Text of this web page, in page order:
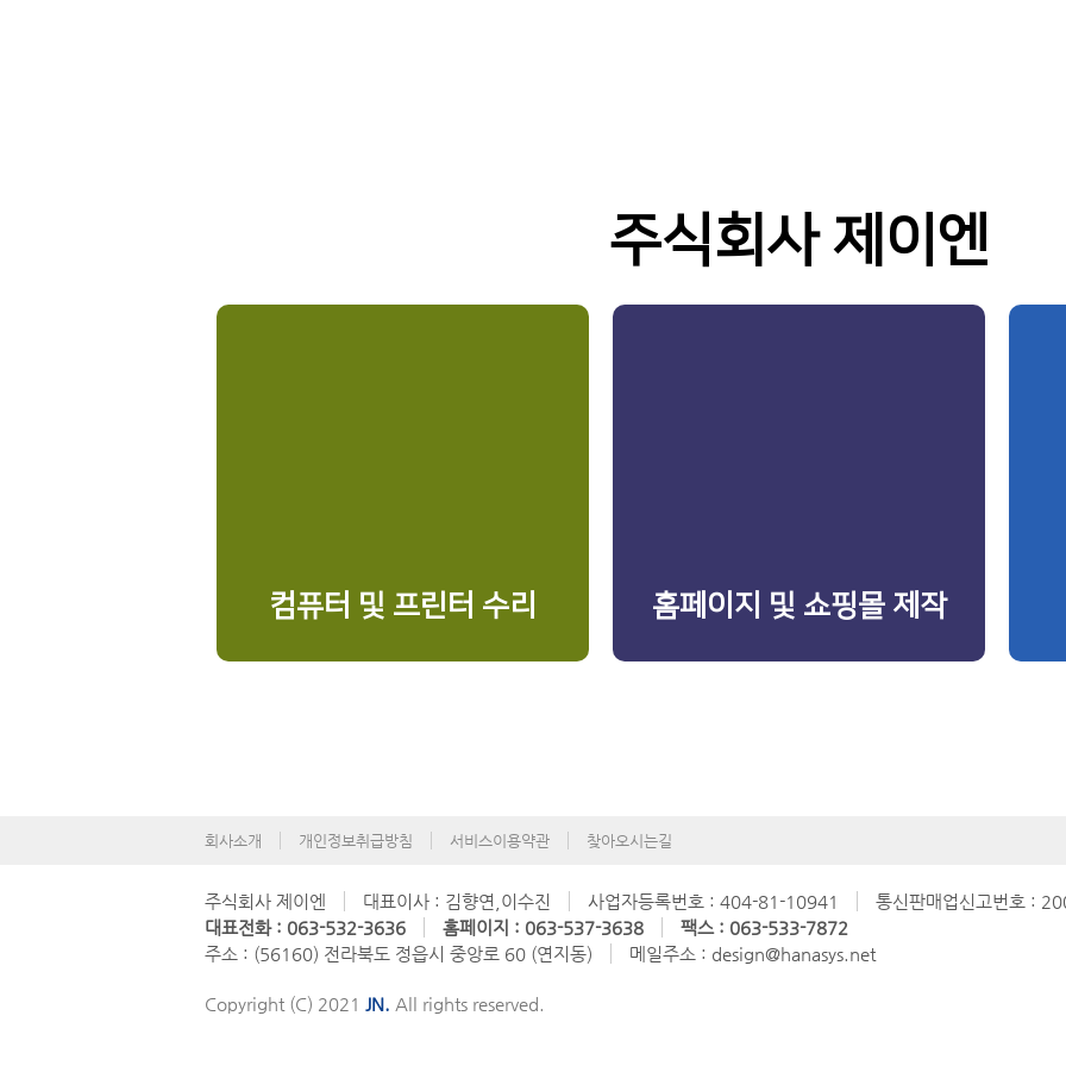
주식회사 제이엔
컴퓨터 및 프린터 수리 홈페이지 및 쇼핑몰 제작
회사소개 개인정보취급방침 서비스이용약관 찾아오시는길
주식회사 제이엔 대표이사 : 김향연,이수진 사업자등록번호 : 404-81-10941 통신판매업신고번호 :
대표전화 : 063-532-3636
홈페이지 : 063-537-3638
팩스 : 063-533-7872
주소 : (56160) 전라북도 정읍시 중앙로 60 (연지동)
메일주소 : design@hanasys.net
Copyright (C) 2021 JN. All rights reserved.